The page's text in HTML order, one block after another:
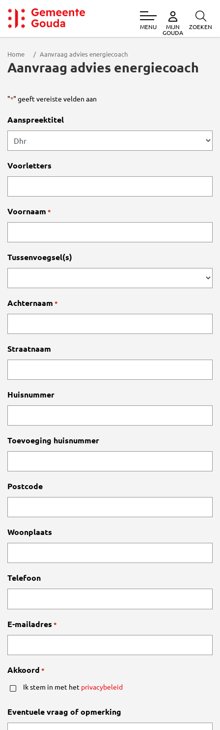
Gemeente Gouda
MENU MIJN
GOUDA
ZOEKEN
Home Aanvraag advies energiecoach
Aanvraag advies energiecoach
"*" geeft vereiste velden aan
Aanspreektitel
Voorletters
Voornaam *
Tussenvoegsel(s)
Achternaam *
Straatnaam
Huisnummer
Toevoeging huisnummer
Postcode
Woonplaats
Telefoon
E-mailadres *
Akkoord *
Ik stem in met het privacybeleid
Eventuele vraag of opmerking